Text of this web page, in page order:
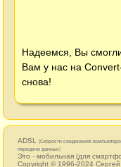
Надеемся, Вы
Вам у нас на
снова!
ADSL (Cкорости соединения
передачи данных)
Это - мобильная (для
Copyright © 1996-2024